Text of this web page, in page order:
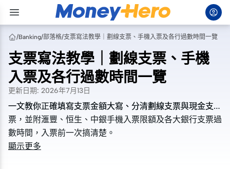
/Banking/部落格/支票寫法教學｜劃線支票、手機入票及各行過數時間一覽
支票寫法教學｜劃線支票、手機
入票及各行過數時間一覽
更新日期: 2026年7月13日
一文教你正確填寫支票金額大寫、分清劃線支票與現金支
票，並附滙豐、恒生、中銀手機入票限額及各大銀行支票過
數時間，入票前一次搞清楚。
一文教你正確填寫支票金額大寫、分清劃線支票與現金支
票，並附滙豐、恒生、中銀手機入票限額及各大銀行支票過
數時間，入票前一次搞清楚。
顯示更多